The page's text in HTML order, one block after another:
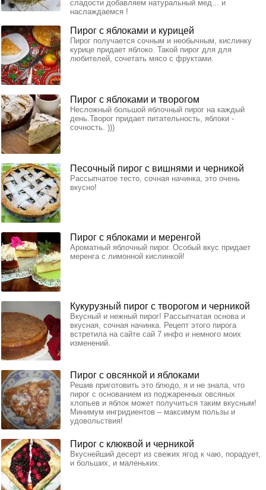
сладости добавляем натуральный мед... и
наслаждаемся !
Пирог с яблоками и курицей
Пирог получается сочным и необычным, кислинку
курице придает яблоко. Такой пирог для для
любителей, сочетать мясо с фруктами.
Пирог с яблоками и творогом
Несложный большой яблочный пирог на каждый
день.Творог придает питательность, яблоки -
сочность. )))
Песочный пирог с вишнями и черникой
Рассыпчатое тесто, сочная начинка, это очень
вкусно!
Пирог с яблоками и меренгой
Ароматный яблочный пирог. Особый вкус придает
меренга с лимонной кислинкой!
Кукурузный пирог с творогом и черникой
Вкусный и нежный пирог! Рассыпчатая основа и
вкусная, сочная начинка. Рецепт этого пирога
встретила на сайте сай 7 инфо и немного моих
изменений.
Пирог с овсянкой и яблоками
Решив приготовить это блюдо, я и не знала, что
пирог с основанием из поджаренных овсяных
хлопьев и яблок может получиться таким вкусным!
Минимум ингридиентов – максимум пользы и
удовольствия!
Пирог с клюквой и черникой
Вкуснейший десерт из свежих ягод к чаю, порадует,
и больших, и маленьких.